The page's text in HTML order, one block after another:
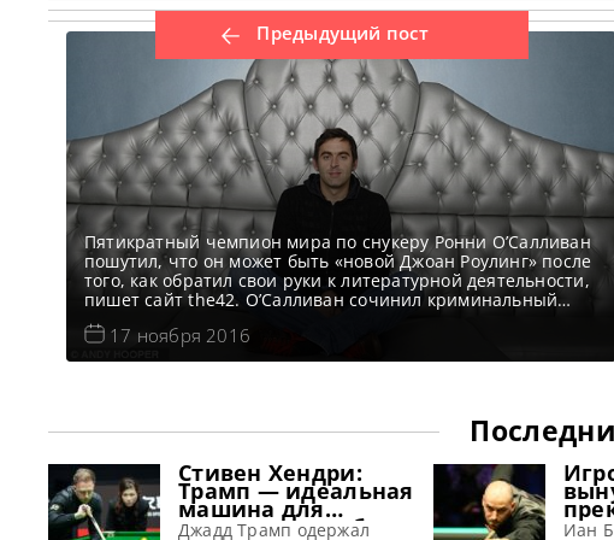
Предыдущий пост
Пятикратный чемпион мира по снукеру Ронни О’Салливан
пошутил, что он может быть «новой Джоан Роулинг» после
того, как обратил свои руки к литературной деятельности,
пишет сайт the42. О’Салливан сочинил криминальный
роман, вдохновившись своей собственной историей
жизни. Ракета ранее выпустил две автобиографии и,
кажется, вошел во вкус литературного творчества. В
17 ноября 2016
Стивен Хендри:
Трамп — идеальная
машина для
завоевания побед
Джадд Трамп одержал
Иан